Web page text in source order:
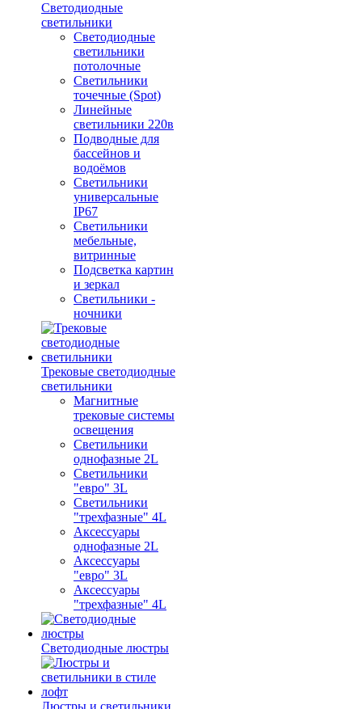
Светодиодные
светильники
Светодиодные
светильники
потолочные
Светильники
точечные (Spot)
Линейные
светильники 220в
Подводные для
бассейнов и
водоёмов
Светильники
универсальные
IP67
Светильники
мебельные,
витринные
Подсветка картин
и зеркал
Светильники -
ночники
Трековые светодиодные
светильники
Магнитные
трековые системы
освещения
Светильники
однофазные 2L
Светильники
"евро" 3L
Светильники
"трехфазные" 4L
Аксессуары
однофазные 2L
Аксессуары
"евро" 3L
Аксессуары
"трехфазные" 4L
Светодиодные люстры
Люстры и светильники